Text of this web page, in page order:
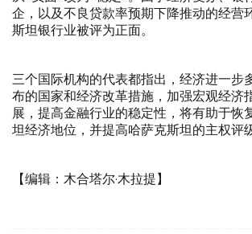
企，以及不良贷款率预期下降推动的经营
斯坦银行业被评为正面。
三个国际机构的代表都指出，经济进一步
布的国家和经济改革措施，加强宏观经济
展，提高金融行业的稳定性，将有助于恢
坦经济地位，并提高哈萨克斯坦的主权评
【编辑：木合塔尔·木拉提】